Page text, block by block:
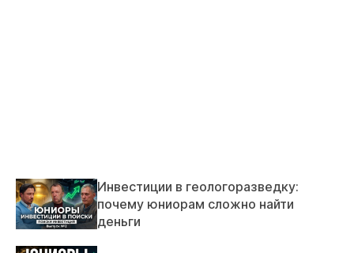
Инвестиции в геологоразведку:
почему юниорам сложно найти
деньги